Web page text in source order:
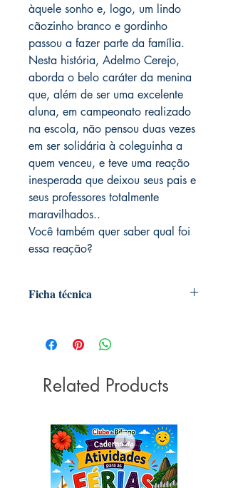
àquele sonho e, logo, um lindo
cãozinho branco e gordinho
passou a fazer parte da família.
Nesta história, Adelmo Cerejo,
aborda o belo caráter da menina
que, além de ser uma excelente
aluna, em campeonato realizado
na escola, não pensou duas vezes
em ser solidária à coleguinha a
quem venceu, e teve uma reação
inesperada que deixou seus pais e
seus professores totalmente
maravilhados..
Você também quer saber qual foi
essa reação?
Ficha técnica
ISBN:
DIMENSÕES: 10 X 8 inches
ANO DE PUBLICAÇÃO: 2020
LÍNGUA: Português (Brasil)
Related Products